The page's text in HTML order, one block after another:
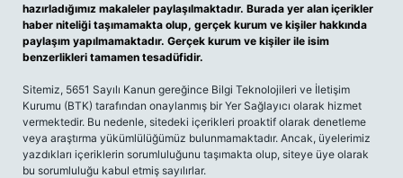
hazırladığımız makaleler paylaşılmaktadır. Burada yer alan içerikler
haber niteliği taşımamakta olup, gerçek kurum ve kişiler hakkında
paylaşım yapılmamaktadır. Gerçek kurum ve kişiler ile isim
benzerlikleri tamamen tesadüfidir.
Sitemiz, 5651 Sayılı Kanun gereğince Bilgi Teknolojileri ve İletişim
Kurumu (BTK) tarafından onaylanmış bir Yer Sağlayıcı olarak hizmet
vermektedir. Bu nedenle, sitedeki içerikleri proaktif olarak denetleme
veya araştırma yükümlülüğümüz bulunmamaktadır. Ancak, üyelerimiz
yazdıkları içeriklerin sorumluluğunu taşımakta olup, siteye üye olarak
bu sorumluluğu kabul etmiş sayılırlar.